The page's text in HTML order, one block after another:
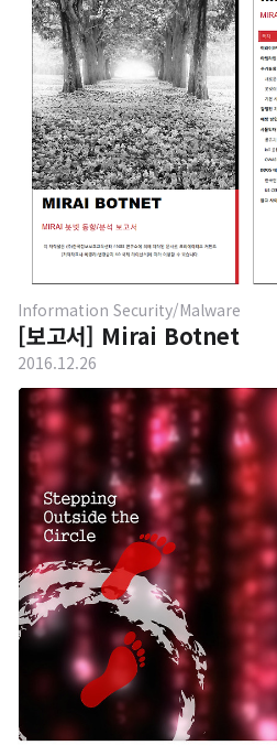
는 이름으로 재능기부를 하려고 합
는 직접 찾고 공부하고 정리해서
스로 해결할 수 있는 능력을 키울
다. 따라서, 저는 키워드를 제공하
향으로 가져가려 합니다. 그 과정에
있을 것 같습니다.시작 일시: 2월
시작했거든요. 고정으로 픽스하면
인원수: 4명 - 인원수가 4명, 저..
Information Security/Malware
[보고서] Mirai Botnet
2016.12.26